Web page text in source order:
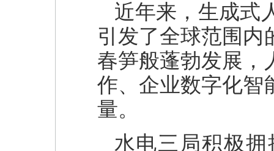
近年来，生成式
引发了全球范围内
春笋般蓬勃发展，
作、企业数字化智
量。
水电三局积极